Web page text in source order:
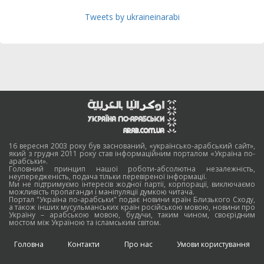
Tweets by ukraineinarabi
16 вересня 2003 року був заснований, «українсько-арабський сайт»,
який з грудня 2011 року став інформаційним порталом «Україна по-
арабськи».
Головний принцип нашої роботи-абсолютна незалежність,
неупередженість, подача тільки перевіреної інформації.
Ми не підтримуємо інтересів жодної партії, корпорації, виключаємо
можливість пропаганди і маніпуляції думкою читача.
Портал "Україна по-арабськи" подає новини країн Близького Сходу,
а також інших мусульманських країн російською мовою, новини про
Україну – арабською мовою, будучи, таким чином, своєрідним
мостом між Україною та ісламським світом.
Головна Контакти Про нас Умови користування